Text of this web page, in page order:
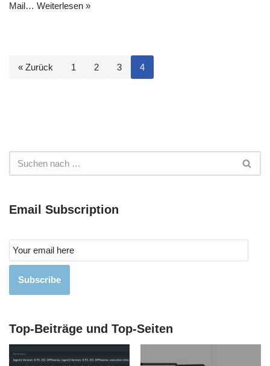
Mail… Weiterlesen »
« Zurück 1 2 3 4
Email Subscription
Subscribe
Top-Beiträge und Top-Seiten